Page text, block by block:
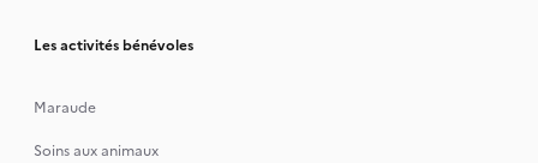
Les activités bénévoles
Maraude
Soins aux animaux